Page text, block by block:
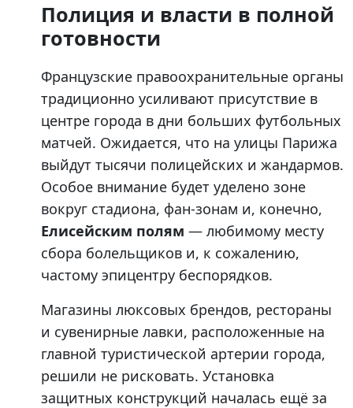
Полиция и власти в полной
готовности
Французские правоохранительные органы
традиционно усиливают присутствие в
центре города в дни больших футбольных
матчей. Ожидается, что на улицы Парижа
выйдут тысячи полицейских и жандармов.
Особое внимание будет уделено зоне
вокруг стадиона, фан-зонам и, конечно,
Елисейским полям — любимому месту
сбора болельщиков и, к сожалению,
частому эпицентру беспорядков.
Магазины люксовых брендов, рестораны
и сувенирные лавки, расположенные на
главной туристической артерии города,
решили не рисковать. Установка
защитных конструкций началась ещё за